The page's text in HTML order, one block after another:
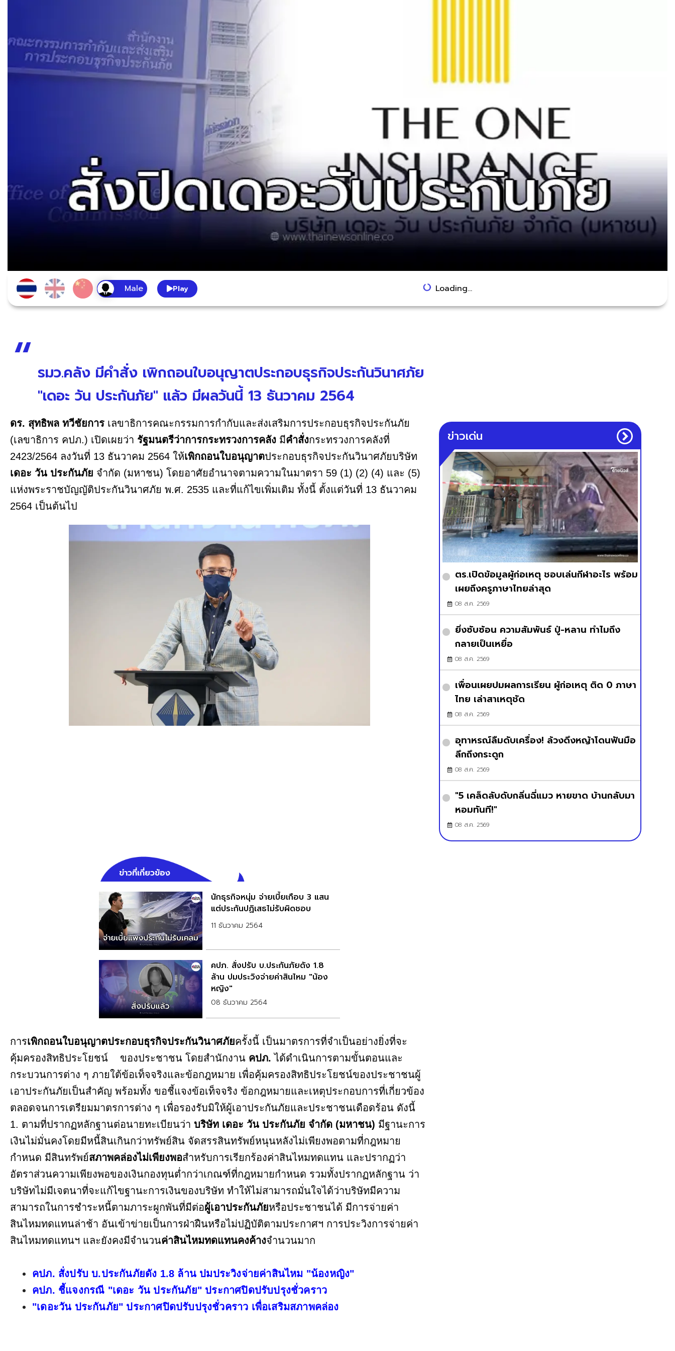
Play Loading...
รมว.คลัง มีคำสั่ง เพิกถอนใบอนุญาตประกอบธุรกิจประกันวินาศภัย
"เดอะ วัน ประกันภัย" แล้ว มีผลวันนี้ 13 ธันวาคม 2564
ดร. สุทธิพล ทวีชัยการ เลขาธิการคณะกรรมการกำกับและส่งเสริมการประกอบธุรกิจประกันภัย
(เลขาธิการ คปภ.) เปิดเผยว่า รัฐมนตรีว่าการกระทรวงการคลัง มีคำสั่งกระทรวงการคลังที่
2423/2564 ลงวันที่ 13 ธันวาคม 2564 ให้เพิกถอนใบอนุญาตประกอบธุรกิจประกันวินาศภัยบริษัท
เดอะ วัน ประกันภัย จำกัด (มหาชน) โดยอาศัยอำนาจตามความในมาตรา 59 (1) (2) (4) และ (5)
แห่งพระราชบัญญัติประกันวินาศภัย พ.ศ. 2535 และที่แก้ไขเพิ่มเติม ทั้งนี้ ตั้งแต่วันที่ 13 ธันวาคม
2564 เป็นต้นไป
ข่าวที่เกี่ยวข้อง
นักธุรกิจหนุ่ม จ่ายเบี้ยเกือบ 3 แสน
แต่ประกันปฏิเสธไม่รับผิดชอบ
11 ธันวาคม 2564
คปภ. สั่งปรับ บ.ประกันภัยดัง 1.8
ล้าน ปมประวิงจ่ายค่าสินไหม "น้อง
หญิง"
08 ธันวาคม 2564
การเพิกถอนใบอนุญาตประกอบธุรกิจประกันวินาศภัยครั้งนี้ เป็นมาตรการที่จำเป็นอย่างยิ่งที่จะ
คุ้มครองสิทธิประโยชน์ ของประชาชน โดยสำนักงาน คปภ. ได้ดำเนินการตามขั้นตอนและ
กระบวนการต่าง ๆ ภายใต้ข้อเท็จจริงและข้อกฎหมาย เพื่อคุ้มครองสิทธิประโยชน์ของประชาชนผู้
เอาประกันภัยเป็นสำคัญ พร้อมทั้ง ขอชี้แจงข้อเท็จจริง ข้อกฎหมายและเหตุประกอบการที่เกี่ยวข้อง
ตลอดจนการเตรียมมาตรการต่าง ๆ เพื่อรองรับมิให้ผู้เอาประกันภัยและประชาชนเดือดร้อน ดังนี้
1. ตามที่ปรากฏหลักฐานต่อนายทะเบียนว่า บริษัท เดอะ วัน ประกันภัย จำกัด (มหาชน) มีฐานะการ
เงินไม่มั่นคงโดยมีหนี้สินเกินกว่าทรัพย์สิน จัดสรรสินทรัพย์หนุนหลังไม่เพียงพอตามที่กฎหมาย
กำหนด มีสินทรัพย์สภาพคล่องไม่เพียงพอสำหรับการเรียกร้องค่าสินไหมทดแทน และปรากฏว่า
อัตราส่วนความเพียงพอของเงินกองทุนต่ำกว่าเกณฑ์ที่กฎหมายกำหนด รวมทั้งปรากฏหลักฐาน ว่า
บริษัทไม่มีเจตนาที่จะแก้ไขฐานะการเงินของบริษัท ทำให้ไม่สามารถมั่นใจได้ว่าบริษัทมีความ
สามารถในการชำระหนี้ตามภาระผูกพันที่มีต่อผู้เอาประกันภัยหรือประชาชนได้ มีการจ่ายค่า
สินไหมทดแทนล่าช้า อันเข้าข่ายเป็นการฝ่าฝืนหรือไม่ปฏิบัติตามประกาศฯ การประวิงการจ่ายค่า
สินไหมทดแทนฯ และยังคงมีจำนวนค่าสินไหมทดแทนคงค้างจำนวนมาก
คปภ. สั่งปรับ บ.ประกันภัยดัง 1.8 ล้าน ปมประวิงจ่ายค่าสินไหม "น้องหญิง"
คปภ. ชี้แจงกรณี "เดอะ วัน ประกันภัย" ประกาศปิดปรับปรุงชั่วคราว
"เดอะวัน ประกันภัย" ประกาศปิดปรับปรุงชั่วคราว เพื่อเสริมสภาพคล่อง
ข่าวเด่น
ตร.เปิดข้อมูลผู้ก่อเหตุ ชอบเล่นกีฬาอะไร พร้อม
เผยถึงครูภาษาไทยล่าสุด
08 ส.ค. 2569
ยิ่งซับซ้อน ความสัมพันธ์ ปู่-หลาน ทำไมถึง
กลายเป็นเหยื่อ
08 ส.ค. 2569
เพื่อนเผยปมผลการเรียน ผู้ก่อเหตุ ติด 0 ภาษา
ไทย เล่าสาเหตุชัด
08 ส.ค. 2569
อุทาหรณ์ลืมดับเครื่อง! ล้วงดึงหญ้าโดนฟันมือ
ลึกถึงกระดูก
08 ส.ค. 2569
"5 เคล็ดลับดับกลิ่นฉี่แมว หายขาด บ้านกลับมา
หอมทันที!"
08 ส.ค. 2569